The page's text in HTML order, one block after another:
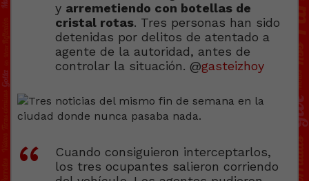
y arremetiendo con botellas de
cristal rotas. Tres personas han sido
detenidas por delitos de atentado a
agente de la autoridad, antes de
controlar la situación. @gasteizhoy
Cuando consiguieron interceptarlos,
los tres ocupantes salieron corriendo